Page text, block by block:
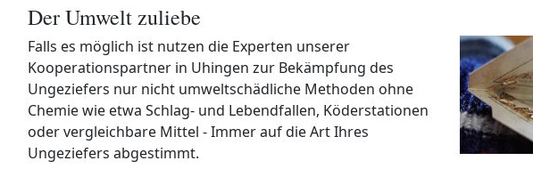
Der Umwelt zuliebe
Falls es möglich ist nutzen die Experten unserer
Kooperationspartner in Uhingen zur Bekämpfung des
Ungeziefers nur nicht umweltschädliche Methoden ohne
Chemie wie etwa Schlag- und Lebendfallen, Köderstationen
oder vergleichbare Mittel - Immer auf die Art Ihres
Ungeziefers abgestimmt.